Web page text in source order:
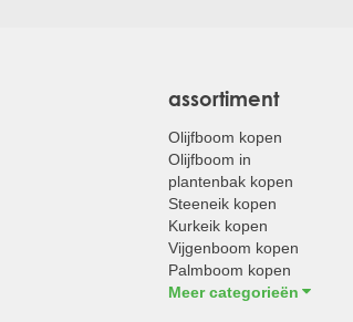
assortiment
Olijfboom kopen
Olijfboom in
plantenbak kopen
Steeneik kopen
Kurkeik kopen
Vijgenboom kopen
Palmboom kopen
Meer categorieën